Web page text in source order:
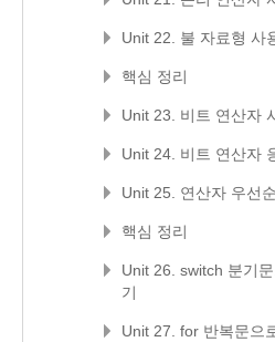
Unit 22. 불 자료형 사
핵심 정리
Unit 23. 비트 연산자
Unit 24. 비트 연산자
Unit 25. 연산자 우선
핵심 정리
Unit 26. switch 분기
기
Unit 27. for 반복문으